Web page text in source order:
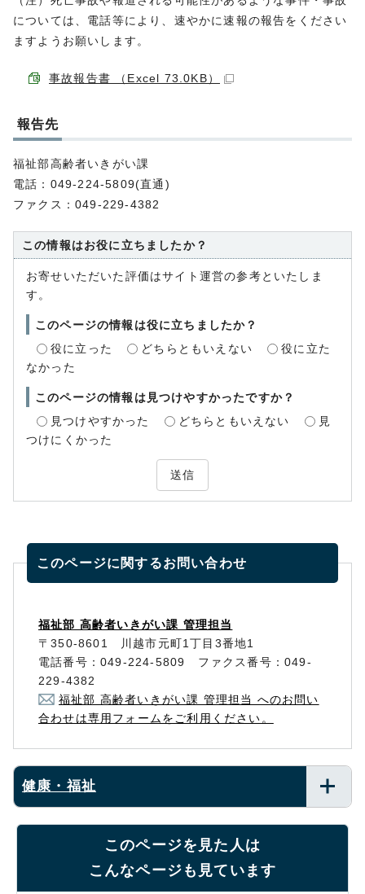
については、電話等により、速やかに速報の報告をください
ますようお願いします。
事故報告書 （Excel 73.0KB）
報告先
福祉部高齢者いきがい課
電話：049-224-5809(直通)
ファクス：049-229-4382
この情報はお役に立ちましたか？
お寄せいただいた評価はサイト運営の参考といたしま
す。
このページの情報は役に立ちましたか？
役に立った
どちらともいえない
役に立た
なかった
このページの情報は見つけやすかったですか？
見つけやすかった
どちらともいえない
見
つけにくかった
送信
このページに関するお問い合わせ
福祉部 高齢者いきがい課 管理担当
〒350-8601 川越市元町1丁目3番地1
電話番号：049-224-5809 ファクス番号：049-
229-4382
福祉部 高齢者いきがい課 管理担当 へのお問い
合わせは専用フォームをご利用ください。
健康・福祉
このページを見た人は
こんなページも見ています